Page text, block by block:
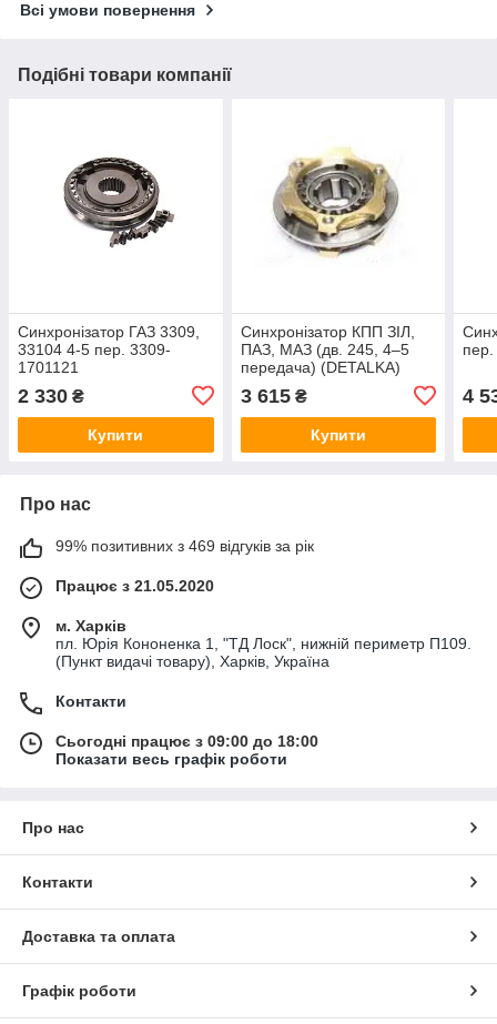
Всі умови повернення
Подібні товари компанії
Синхронізатор ГАЗ 3309,
33104 4-5 пер. 3309-
1701121
2 330 ₴
Купити
Синхронізатор КПП ЗІЛ,
ПАЗ, МАЗ (дв. 245, 4–5
передача) (DETALKA)
3 615₴
Купити
4
Про нас
99% позитивних з 469 відгуків за рік
Працює з 21.05.2020
м. Харків
пл. Юрія Кононенка 1, "ТД Лоск", нижній периметр П109.
(Пункт видачі товару), Харків, Україна
Контакти
Сьогодні працює з 09:00 до 18:00
Показати весь графік роботи
Про нас
Контакти
Доставка та оплата
Графік роботи